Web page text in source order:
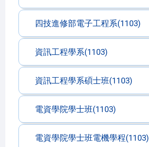
四技進修部電子工程系(1103)
資訊工程學系(1103)
資訊工程學系碩士班(1103)
電資學院學士班(1103)
電資學院學士班電機學程(1103)